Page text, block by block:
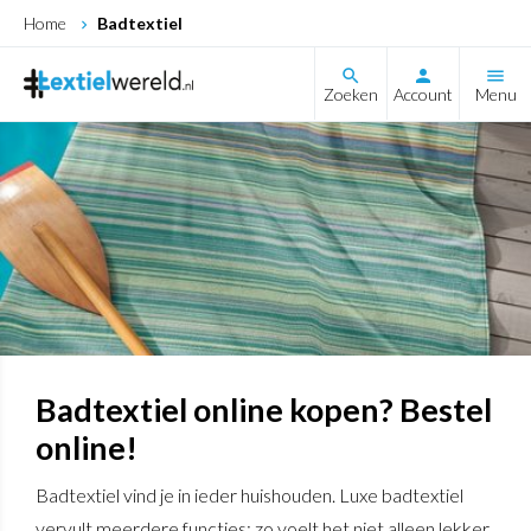
Home Badtextiel
Zoeken Account Menu
Badtextiel online kopen? Bestel
online!
Badtextiel vind je in ieder huishouden. Luxe badtextiel